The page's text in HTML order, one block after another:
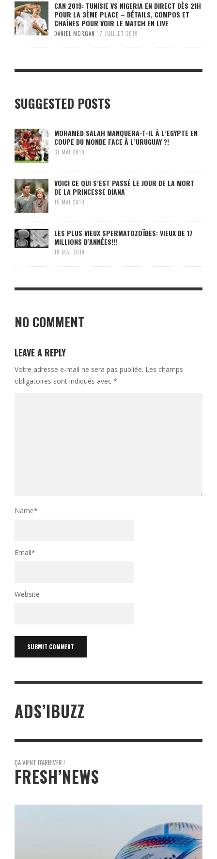
CAN 2019: TUNISIE VS NIGERIA EN DIRECT DÈS 21H
POUR LA 3ÈME PLACE – DÉTAILS, COMPOS ET
CHAÎNES POUR VOIR LE MATCH EN LIVE
DANIEL MORGAN 17 JUILLET 2019
SUGGESTED POSTS
MOHAMED SALAH MANQUERA-T-IL À L’EGYPTE EN
COUPE DU MONDE FACE À L’URUGUAY ?!
31 MAI 2018
VOICI CE QUI S’EST PASSÉ LE JOUR DE LA MORT
DE LA PRINCESSE DIANA
15 MAI 2018
LES PLUS VIEUX SPERMATOZOÏDES: VIEUX DE 17
MILLIONS D’ANNÉES!!!
18 MAI 2014
NO COMMENT
LEAVE A REPLY
Votre adresse e-mail ne sera pas publiée. Les champs
obligatoires sont indiqués avec *
Name*
Email*
Website
ADS’IBUZZ
ÇA VIENT D'ARRIVER !
FRESH’NEWS